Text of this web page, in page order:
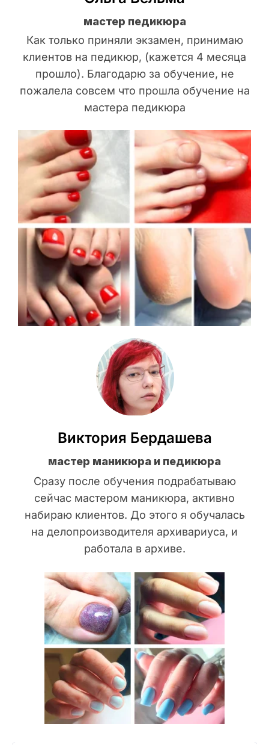
мастер педикюра
Как только приняли экзамен, принимаю
клиентов на педикюр, (кажется 4 месяца
прошло). Благодарю за обучение, не
пожалела совсем что прошла обучение на
мастера педикюра
Виктория Бердашева
мастер маникюра и педикюра
Сразу после обучения подрабатываю
сейчас мастером маникюра, активно
набираю клиентов. До этого я обучалась
на делопроизводителя архивариуса, и
работала в архиве.